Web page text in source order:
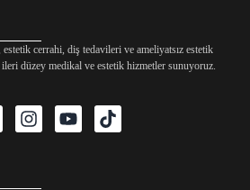
cerrahi, diş tedavileri ve ameliyatsız estetik
düzey medikal ve estetik hizmetler sunuyoruz.